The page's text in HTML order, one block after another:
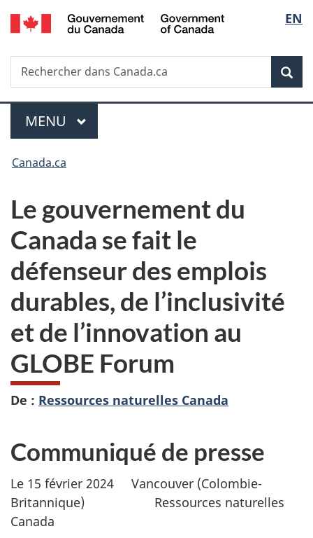
Passer
au
principal
Passer
à
Au
du
Passer
à
version
simplifiée
de
la
EN
Recherche
Rechercher
dans
Menu
MENU PRINCIPAL
Vous
ici :
Canada.ca
Le gouvernement du
Canada se fait le
défenseur des emplois
durables, de l’inclusivité
et de l’innovation au
GLOBE Forum
De : Ressources naturelles Canada
Communiqué de presse
Le 15 février 2024 Vancouver (Colombie-
Britannique) Ressources naturelles
Canada